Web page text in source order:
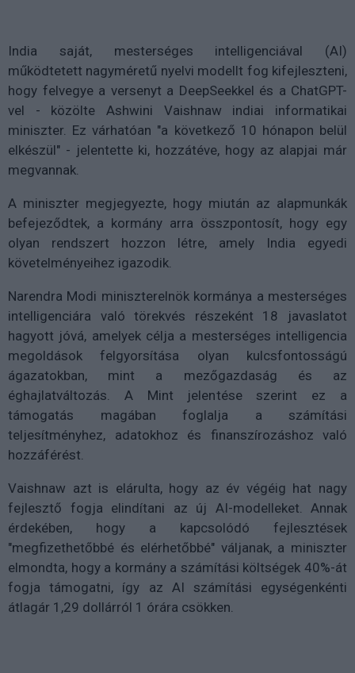
India saját, mesterséges intelligenciával (AI)
működtetett nagyméretű nyelvi modellt fog kifejleszteni,
hogy felvegye a versenyt a DeepSeekkel és a ChatGPT-
vel - közölte Ashwini Vaishnaw indiai informatikai
miniszter. Ez várhatóan "a következő 10 hónapon belül
elkészül" - jelentette ki, hozzátéve, hogy az alapjai már
megvannak.
A miniszter megjegyezte, hogy miután az alapmunkák
befejeződtek, a kormány arra összpontosít, hogy egy
olyan rendszert hozzon létre, amely India egyedi
követelményeihez igazodik.
Narendra Modi miniszterelnök kormánya a mesterséges
intelligenciára való törekvés részeként 18 javaslatot
hagyott jóvá, amelyek célja a mesterséges intelligencia
megoldások felgyorsítása olyan kulcsfontosságú
ágazatokban, mint a mezőgazdaság és az
éghajlatváltozás. A Mint jelentése szerint ez a
támogatás magában foglalja a számítási
teljesítményhez, adatokhoz és finanszírozáshoz való
hozzáférést.
Vaishnaw azt is elárulta, hogy az év végéig hat nagy
fejlesztő fogja elindítani az új AI-modelleket. Annak
érdekében, hogy a kapcsolódó fejlesztések
"megfizethetőbbé és elérhetőbbé" váljanak, a miniszter
elmondta, hogy a kormány a számítási költségek 40%-át
fogja támogatni, így az AI számítási egységenkénti
átlagár 1,29 dollárról 1 órára csökken.